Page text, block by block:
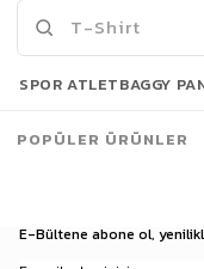
Son Bakılanlar
E-Bültene abone ol,
SPOR ATLETBAGGY
POPÜLER ÜRÜNLER